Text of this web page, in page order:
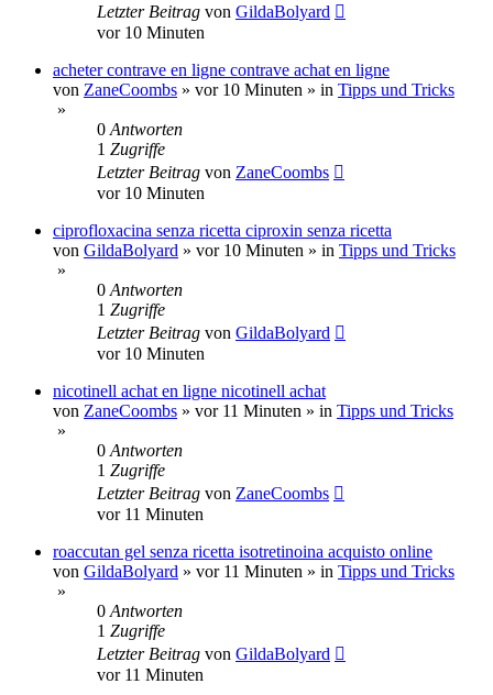
Letzter Beitrag von GildaBolyard
vor 10 Minuten
acheter contrave en ligne contrave achat en ligne
von ZaneCoombs » vor 10 Minuten » in Tipps und Tricks
»
0 Antworten
1 Zugriffe
Letzter Beitrag von ZaneCoombs
vor 10 Minuten
ciprofloxacina senza ricetta ciproxin senza ricetta
von GildaBolyard » vor 10 Minuten » in Tipps und Tricks
»
0 Antworten
1 Zugriffe
Letzter Beitrag von GildaBolyard
vor 10 Minuten
nicotinell achat en ligne nicotinell achat
von ZaneCoombs » vor 11 Minuten » in Tipps und Tricks
»
0 Antworten
1 Zugriffe
Letzter Beitrag von ZaneCoombs
vor 11 Minuten
roaccutan gel senza ricetta isotretinoina acquisto online
von GildaBolyard » vor 11 Minuten » in Tipps und Tricks
»
0 Antworten
1 Zugriffe
Letzter Beitrag von GildaBolyard
vor 11 Minuten